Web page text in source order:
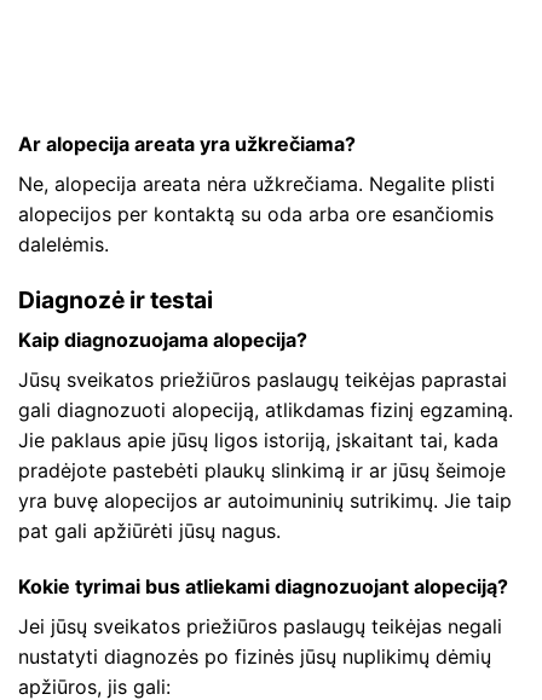
Ar alopecija areata yra užkrečiama?
Ne, alopecija areata nėra užkrečiama. Negalite plisti
alopecijos per kontaktą su oda arba ore esančiomis
dalelėmis.
Diagnozė ir testai
Kaip diagnozuojama alopecija?
Jūsų sveikatos priežiūros paslaugų teikėjas paprastai
gali diagnozuoti alopeciją, atlikdamas fizinį egzaminą.
Jie paklaus apie jūsų ligos istoriją, įskaitant tai, kada
pradėjote pastebėti plaukų slinkimą ir ar jūsų šeimoje
yra buvę alopecijos ar autoimuninių sutrikimų. Jie taip
pat gali apžiūrėti jūsų nagus.
Kokie tyrimai bus atliekami diagnozuojant alopeciją?
Jei jūsų sveikatos priežiūros paslaugų teikėjas negali
nustatyti diagnozės po fizinės jūsų nuplikimų dėmių
apžiūros, jis gali: